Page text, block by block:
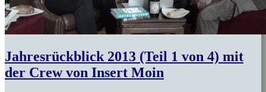
Jahresrückblick 2013 (Teil 1 von 4) mit
der Crew von Insert Moin